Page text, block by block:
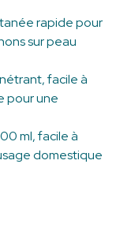
rapide pour
sur peau
facile à
pour une
ml, facile à
domestique